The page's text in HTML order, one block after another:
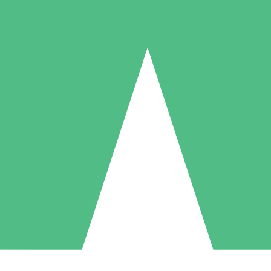
Individuelle Credit-Pakete
nach Bedarf mit Download-Credits. Keine monatliche Verpflichtung